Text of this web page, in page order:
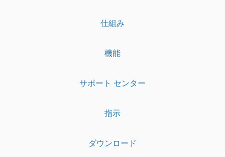
仕組み
機能
サポート センター
指示
ダウンロード